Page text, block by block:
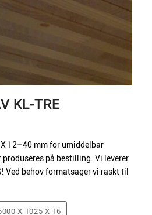
KL-TRE
12–40 mm for umiddelbar
på bestilling. Vi leverer
Ved behov formatsager vi raskt til
X 1025 X 16